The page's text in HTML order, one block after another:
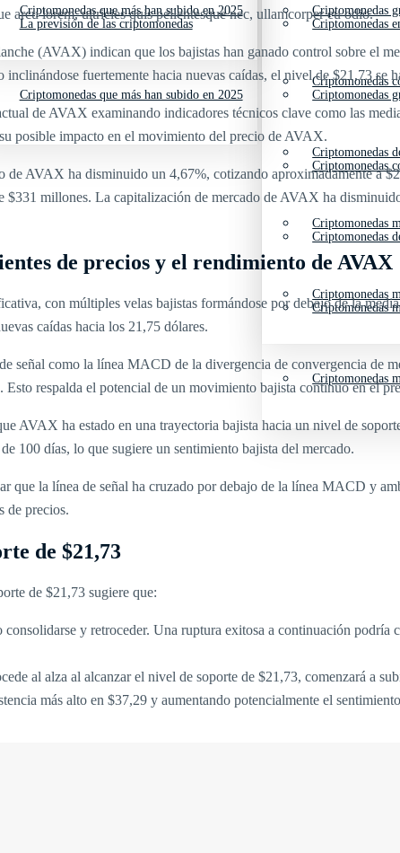
Criptomonedas que más han subido en 2025 Criptomonedas
Criptomonedas
Criptomonedas
Criptomonedas
Criptomonedas
La previsión de las criptomonedas
Criptomonedas que más han subido en 2025
Criptomonedas
Criptomonedas
Criptomonedas
Criptomonedas
Criptomonedas
Criptomonedas
arcu lorem, ultricies quis pellentesque nec, ullamcorper eu odio.
(AVAX) indican que los bajistas han ganado control sobre el
fuertemente hacia nuevas caídas, el nivel de $21,73
de AVAX examinando indicadores técnicos clave como las
posible impacto en el movimiento del precio de AVAX.
de AVAX ha disminuido un 4,67%, cotizando aproximadamente a
millones. La capitalización de mercado de AVAX ha
de precios y el rendimiento de AVAX
con múltiples velas bajistas formándose por debajo de la
caídas hacia los 21,75 dólares.
señal como la línea MACD de la divergencia de convergencia de
Esto respalda el potencial de un movimiento bajista continuo en el
AVAX ha estado en una trayectoria bajista hacia un nivel de
100 días, lo que sugiere un sentimiento bajista del mercado.
que la línea de señal ha cruzado por debajo de la línea MACD y
de precios.
de $21,73
de $21,73 sugiere que:
y retroceder. Una ruptura exitosa a continuación
al alza al alcanzar el nivel de soporte de $21,73, comenzará a
más alto en $37,29 y aumentando potencialmente el